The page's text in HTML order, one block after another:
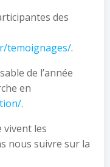
des
temoignages/.
de l’année
en
.
vivent les
nous suivre sur la